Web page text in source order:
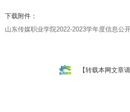
下载附件：
山东传媒职业学院2022-2023学年度信息公
【转载本网文章